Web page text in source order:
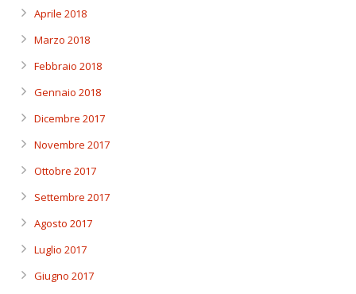
Aprile 2018
Marzo 2018
Febbraio 2018
Gennaio 2018
Dicembre 2017
Novembre 2017
Ottobre 2017
Settembre 2017
Agosto 2017
Luglio 2017
Giugno 2017